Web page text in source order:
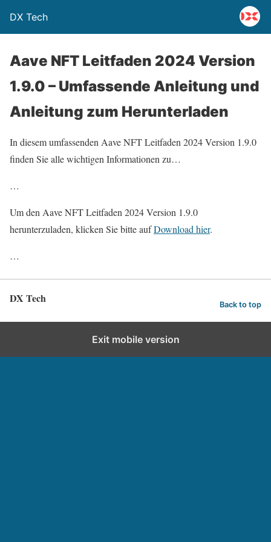
DX Tech
Aave NFT Leitfaden 2024 Version
1.9.0 – Umfassende Anleitung und
Anleitung zum Herunterladen
In diesem umfassenden Aave NFT Leitfaden 2024 Version 1.9.0
finden Sie alle wichtigen Informationen zu…
…
Um den Aave NFT Leitfaden 2024 Version 1.9.0
herunterzuladen, klicken Sie bitte aufDownload hier.
…
DX Tech Back to top
Exit mobile version